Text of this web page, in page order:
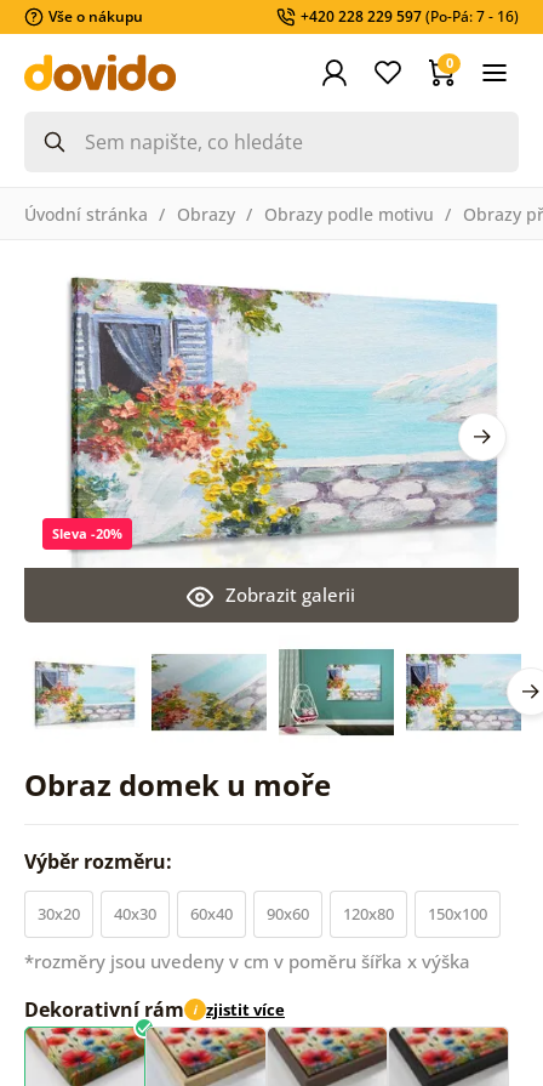
Vše o nákupu +420 228 229 597(Po-Pá: 7 - 16)
0
Úvodní stránka Obrazy Obrazy podle motivu Obrazy
Obraz domek u moře
Zobrazit galerii
Sleva -20%
Výběr rozměru:
30x20 40x30 60x40 90x60 120x80 150x100
*rozměry jsou uvedeny v cm v poměru šířka x výška
Dekorativní rám i zjistit více